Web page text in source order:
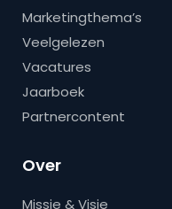
Marketingthema’s
Veelgelezen
Vacatures
Jaarboek
Partnercontent
Over
Missie & Visie